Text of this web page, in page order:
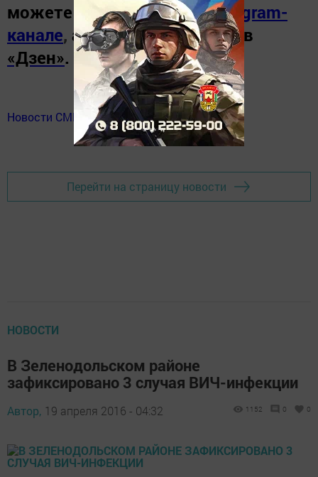
можете узнать в нашемTelegram-
канале, а также читайте нас в
«Дзен».
Новости СМИ2
Перейти на страницу новости
НОВОСТИ
В Зеленодольском районе
зафиксировано 3 случая ВИЧ-инфекции
Автор, 19 апреля 2016 - 04:32 1152 0 0